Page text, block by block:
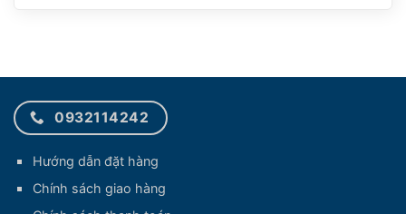
0932114242
Hướng dẫn đặt hàng
Chính sách giao hàng